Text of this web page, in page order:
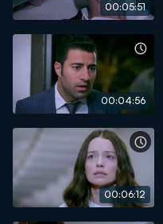
00:05:51
00:04:56
00:06:12